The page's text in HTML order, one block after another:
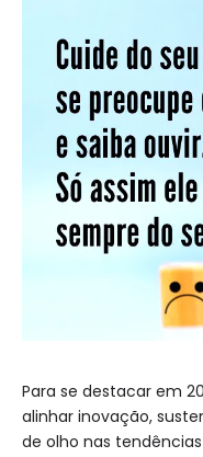
Para se destacar em
alinhar inovação,
de olho nas